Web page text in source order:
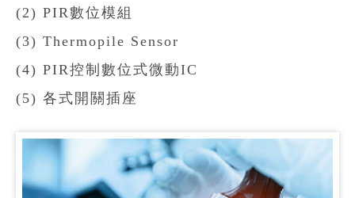
(2) PIR數位模組
(3) Thermopile Sensor
(4) PIR控制數位式微動IC
(5) 各式開關插座